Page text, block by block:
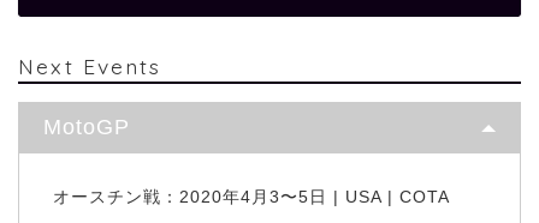
Next Events
MotoGP
オースチン戦：2020年4月3〜5日 | USA | COTA